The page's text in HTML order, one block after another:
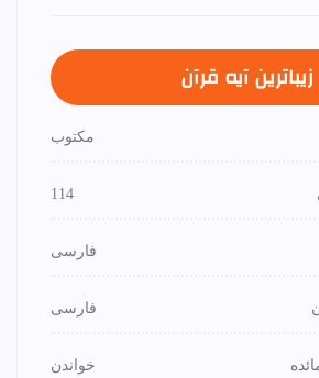
زیباترین آیه قرآن
مكتوب
114
فارسی
فارسی
خواندن